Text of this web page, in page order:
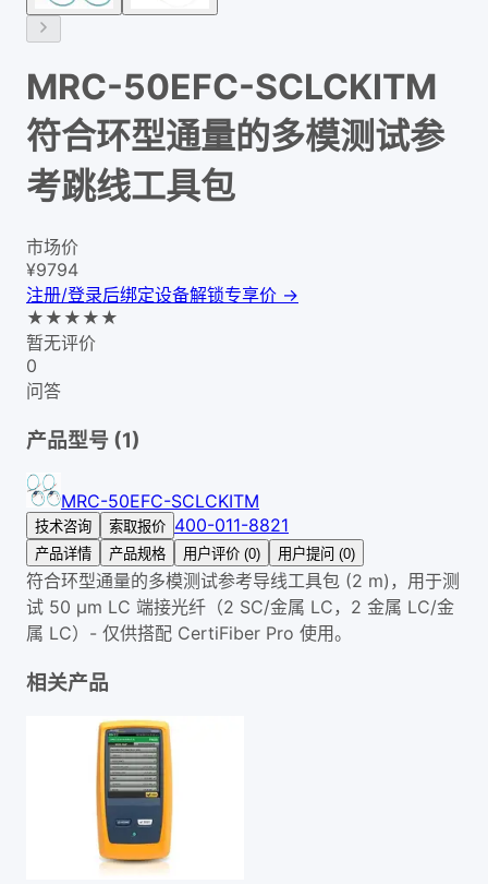
MRC-50EFC-SCLCKITM
符合环型通量的多模测试参
考跳线工具包
市场价
¥9794
注册/登录后绑定设备解锁专享价 →
★ ★ ★ ★ ★
暂无评价
0
问答
产品型号 (1)
MRC-50EFC-SCLCKITM
技术咨询 索取报价 400-011-8821
产品详情 产品规格 用户评价 (0) 用户提问 (0)
符合环型通量的多模测试参考导线工具包 (2 m)，用于测
试 50 µm LC 端接光纤（2 SC/金属 LC，2 金属 LC/金
属 LC）- 仅供搭配 CertiFiber Pro 使用。
相关产品